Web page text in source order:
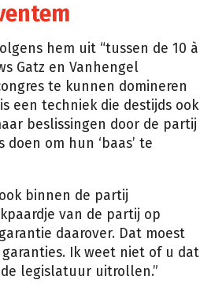
hem uit “tussen de 10 à
Gatz en Vanhengel
te kunnen domineren
een techniek die destijds ook
beslissingen door de partij
om hun ‘baas’ te
binnen de partij
van de partij op
daarover. Dat moest
Ik weet niet of u dat
legislatuur uitrollen.”